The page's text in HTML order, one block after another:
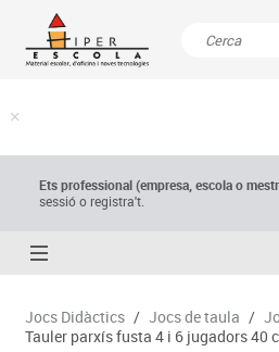
Ets professional (empresa,escola o
sessió o registra't.
Jocs Didàctics / Jocs de taula /
Tauler parxís fusta 4 i 6 jugadors 40